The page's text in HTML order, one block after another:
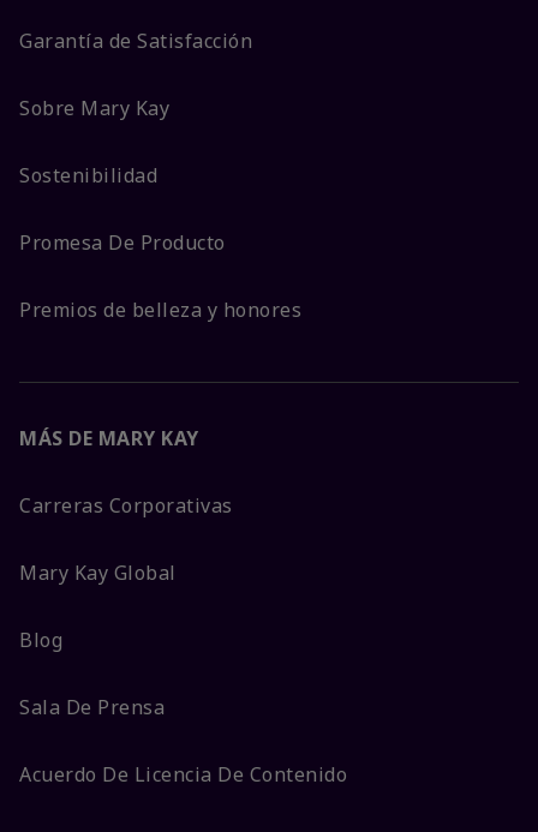
Garantía de Satisfacción
Sobre Mary Kay
Sostenibilidad
Promesa De Producto
Premios de belleza y honores
MÁS DE MARY KAY
Carreras Corporativas
Mary Kay Global
Blog
Sala De Prensa
Acuerdo De Licencia De Contenido